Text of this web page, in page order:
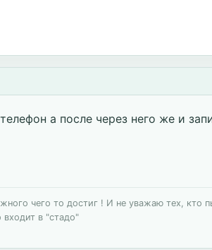
а после через него же и
чего то достиг ! И не уважаю тех, кто
входит в "стадо"